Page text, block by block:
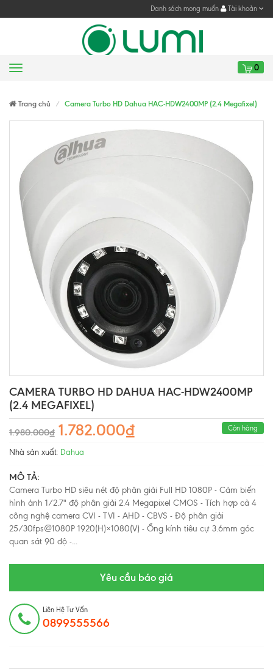
Danh sách mong muốn Tài khoản
Menu 0
Trang chủ Camera Turbo HD Dahua HAC-HDW2400MP (2.4 Megafixel)
CAMERA TURBO HD DAHUA HAC-HDW2400MP
(2.4 MEGAFIXEL)
1.980.000₫ 1.782.000₫ Còn hàng
Nhà sản xuất: Dahua
MÔ TẢ:
Camera Turbo HD siêu nét độ phân giải Full HD 1080P - Cảm biến
hình ảnh 1/2.7" độ phân giải 2.4 Megapixel CMOS - Tích hợp cả 4
công nghệ camera CVI - TVI - AHD - CBVS - Độ phân giải
25/30fps@1080P 1920(H)×1080(V) - Ống kính tiêu cự 3.6mm góc
quan sát 90 độ -...
Yêu cầu báo giá
Liên Hệ Tư Vấn
0899555566